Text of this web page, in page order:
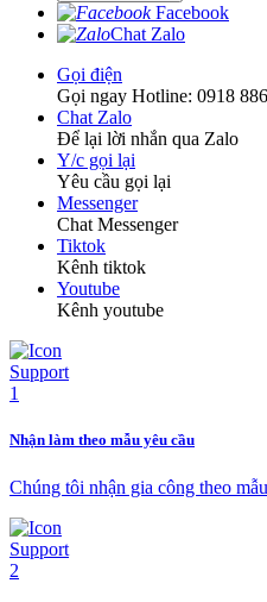
Facebook
Chat Zalo
Gọi điện
Gọi ngay Hotline: 0918
Chat Zalo
Để lại lời nhắn qua Zalo
Y/c gọi lại
Yêu cầu gọi lại
Messenger
Chat Messenger
Tiktok
Kênh tiktok
Youtube
Kênh youtube
Nhận làm theo mẫu yêu cầu
Chúng tôi nhận gia công theo